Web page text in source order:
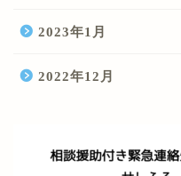
2023年1月
2022年12月